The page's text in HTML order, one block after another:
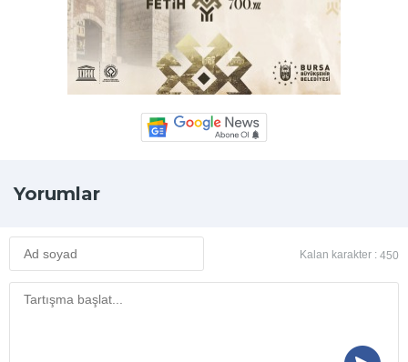
Yorumlar
Kalan karakter : 450